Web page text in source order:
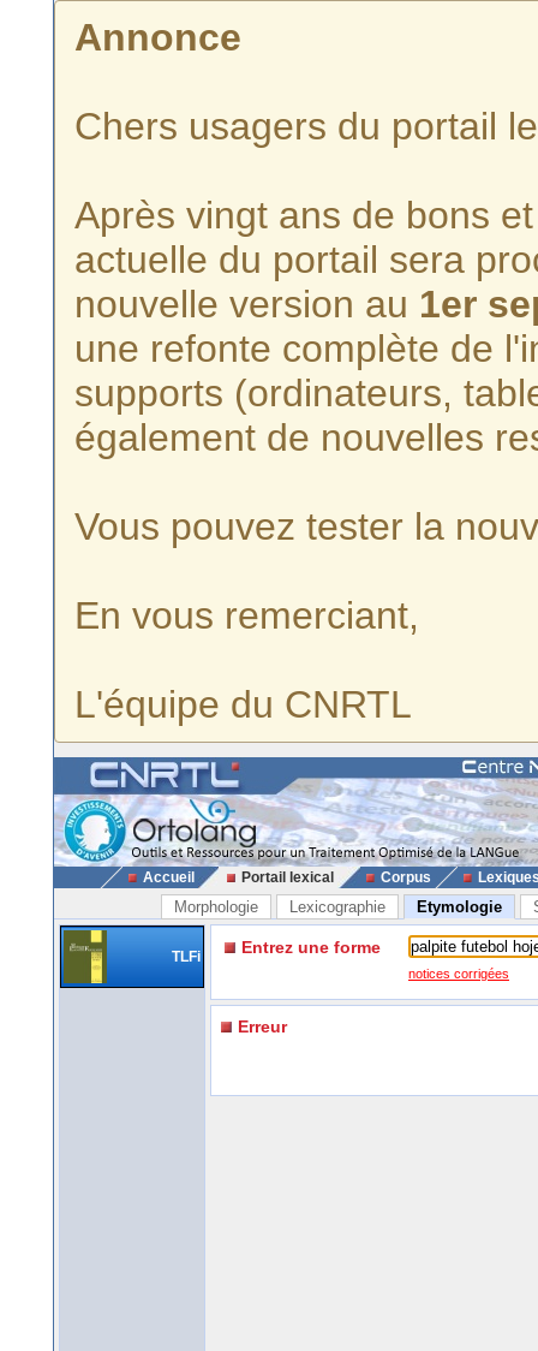
Annonce
Chers usagers du portail
Après vingt ans de bons
actuelle du portail sera
nouvelle version au 1er
une refonte complète de
supports (ordinateurs,
également de nouvelles
Vous pouvez tester la
En vous remerciant,
L'équipe du CNRTL
Accueil Portail lexical Corpus
Morphologie Lexicographie Etymologie
TLFi Entrez une forme
notices corrigées
Erreur